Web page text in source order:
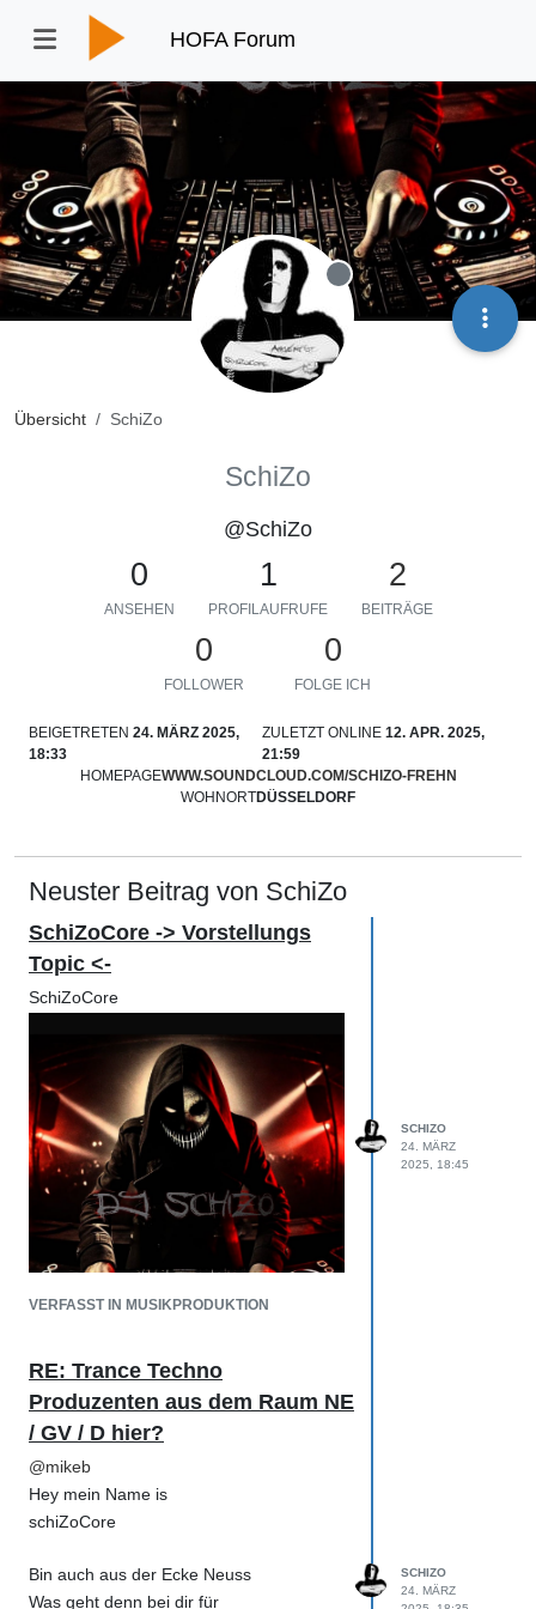
HOFA Forum
Übersicht SchiZo
Offline
SchiZo
@SchiZo
0
ANSEHEN
1
PROFILAUFRUFE
2
BEITRÄGE
0
FOLLOWER
0
FOLGE ICH
BEIGETRETEN 24. MÄRZ 2025,
18:33
ZULETZT ONLINE 12. APR. 2025,
21:59
HOMEPAGEWWW.SOUNDCLOUD.COM/SCHIZO-FREHN
WOHNORTDÜSSELDORF
Neuster Beitrag von SchiZo
SchiZoCore -> Vorstellungs
Topic <-
SchiZoCore
HardTechno
Hardcore
frenchcore
Terror & More
www.soundcloud.com/schizo-fr
@ Insta : SchiZo_Core
VERFASST IN MUSIKPRODUKTION
SCHIZO
24. MÄRZ
2025, 18:45
RE: Trance Techno
Produzenten aus dem Raum NE
/ GV / D hier?
@mikeb
Hey mein Name is
schiZoCore
Bin auch aus der Ecke Neuss
Was geht denn bei dir für
SCHIZO
24. MÄRZ